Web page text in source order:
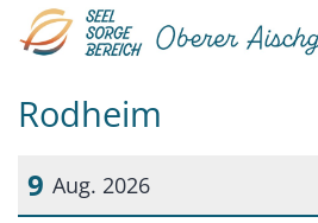
Zum Inhalt springen
Rodheim
9 Aug. 2026